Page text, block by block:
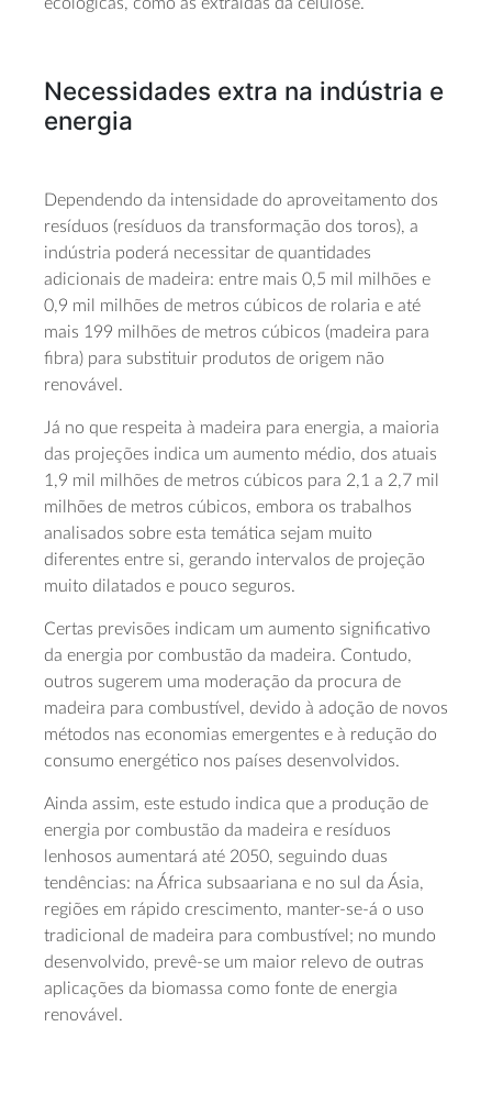
Necessidades extra na indústria e
energia
Dependendo da intensidade do aproveitamento dos
resíduos (resíduos da transformação dos toros), a
indústria poderá necessitar de quantidades
adicionais de madeira: entre mais 0,5 mil milhões e
0,9 mil milhões de metros cúbicos de rolaria e até
mais 199 milhões de metros cúbicos (madeira para
fibra) para substituir produtos de origem não
renovável.
Já no que respeita à madeira para energia, a maioria
das projeções indica um aumento médio, dos atuais
1,9 mil milhões de metros cúbicos para 2,1 a 2,7 mil
milhões de metros cúbicos, embora os trabalhos
analisados sobre esta temática sejam muito
diferentes entre si, gerando intervalos de projeção
muito dilatados e pouco seguros.
Certas previsões indicam um aumento significativo
da energia por combustão da madeira. Contudo,
outros sugerem uma moderação da procura de
madeira para combustível, devido à adoção de novos
métodos nas economias emergentes e à redução do
consumo energético nos países desenvolvidos.
Ainda assim, este estudo indica que a produção de
energia por combustão da madeira e resíduos
lenhosos aumentará até 2050, seguindo duas
tendências: na África subsaariana e no sul da Ásia,
regiões em rápido crescimento, manter-se-á o uso
tradicional de madeira para combustível; no mundo
desenvolvido, prevê-se um maior relevo de outras
aplicações da biomassa como fonte de energia
renovável.